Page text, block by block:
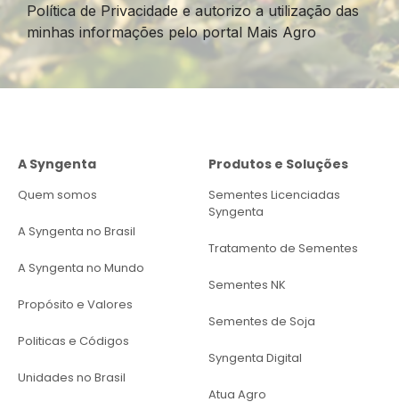
Política de Privacidade e autorizo a utilização das
minhas informações pelo portal Mais Agro
A Syngenta
Quem somos
A Syngenta no Brasil
A Syngenta no Mundo
Propósito e Valores
Politicas e Códigos
Unidades no Brasil
Produtos e Soluções
Sementes Licenciadas
Syngenta
Tratamento de Sementes
Sementes NK
Sementes de Soja
Syngenta Digital
Atua Agro